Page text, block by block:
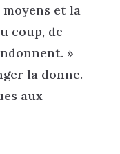
moyens et la
coup, de
»
la donne.
aux